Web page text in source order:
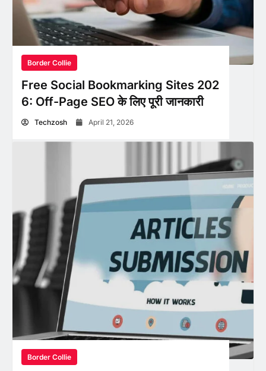
Border Collie
Free Social Bookmarking Sites 202
6: Off-Page SEO के लिए पूरी जानकारी
Techzosh April 21, 2026
Border Collie